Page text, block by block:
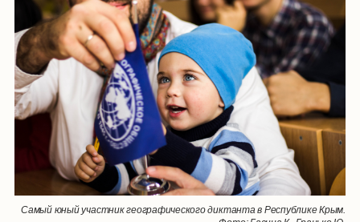
Самый юный участник географического диктанта в Республике Крым.